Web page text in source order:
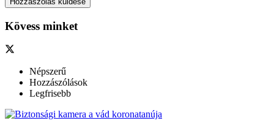
Kövess minket
Népszerű
Hozzászólások
Legfrisebb